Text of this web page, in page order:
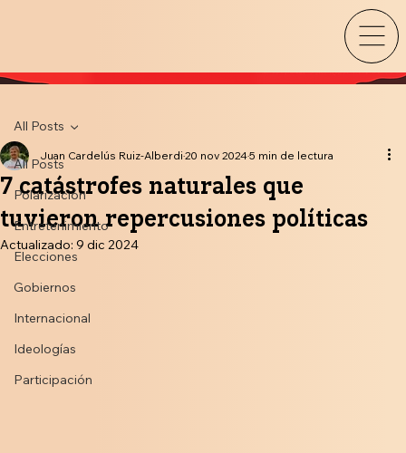
All Posts
Polarización
Entretenimiento
Elecciones
Gobiernos
Internacional
Ideologías
Participación
All Posts
7 catástrofes naturales que
tuvieron repercusiones políticas
Juan Cardelús Ruiz-Alberdi 20 nov 20245 min de lectura
Actualizado: 9 dic 2024